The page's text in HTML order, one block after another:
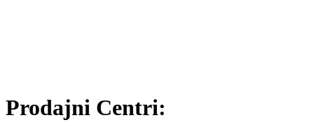
Prodajni Centri: